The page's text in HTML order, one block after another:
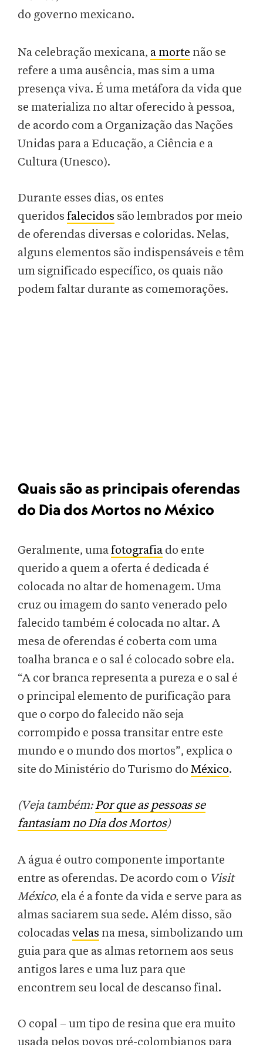
do governo mexicano.
Na celebração mexicana, a morte não se
refere a uma ausência, mas sim a uma
presença viva. É uma metáfora da vida que
se materializa no altar oferecido à pessoa,
de acordo com a Organização das Nações
Unidas para a Educação, a Ciência e a
Cultura (Unesco).
Durante esses dias, os entes
queridos falecidos são lembrados por meio
de oferendas diversas e coloridas. Nelas,
alguns elementos são indispensáveis e têm
um significado específico, os quais não
podem faltar durante as comemorações.
Quais são as principais oferendas
do Dia dos Mortos no México
Geralmente, umafotografia do ente
querido a quem a oferta é dedicada é
colocada no altar de homenagem. Uma
cruz ou imagem do santo venerado pelo
falecido também é colocada no altar. A
mesa de oferendas é coberta com uma
toalha branca e o sal é colocado sobre ela.
“A cor branca representa a pureza e o sal é
o principal elemento de purificação para
que o corpo do falecido não seja
corrompido e possa transitar entre este
mundo e o mundo dos mortos”, explica o
site do Ministério do Turismo do México.
(Veja também:Por que as pessoas se
fantasiam no Dia dos Mortos)
A água é outro componente importante
entre as oferendas. De acordo com o Visit
México, ela é a fonte da vida e serve para as
almas saciarem sua sede. Além disso, são
colocadas velas na mesa, simbolizando um
guia para que as almas retornem aos seus
antigos lares e uma luz para que
encontrem seu local de descanso final.
O copal – um tipo de resina que era muito
usada pelos povos pré-colombianos para